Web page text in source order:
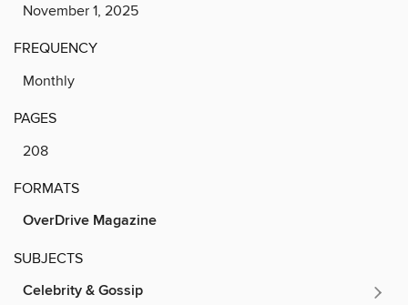
November 1, 2025
FREQUENCY
Monthly
PAGES
208
FORMATS
OverDrive Magazine
SUBJECTS
Celebrity & Gossip